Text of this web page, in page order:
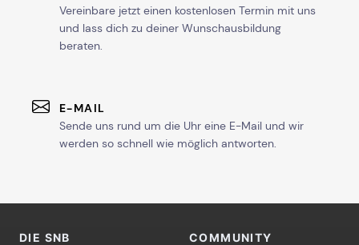
Vereinbare jetzt einen kostenlosen Termin mit uns
und lass dich zu deiner Wunschausbildung
beraten.
E-MAIL
Sende uns rund um die Uhr eine E-Mail und wir
werden so schnell wie möglich antworten.
DIE SNB COMMUNITY